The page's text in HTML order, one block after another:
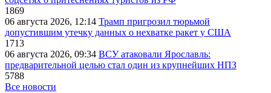
1869
06 августа 2026, 12:14 Трамп пригрозил тюрьмой
допустившим утечку данных о нехватке ракет у США
1713
06 августа 2026, 09:34 ВСУ атаковали Ярославль:
предварительной целью стал один из крупнейших НПЗ
5788
Все новости